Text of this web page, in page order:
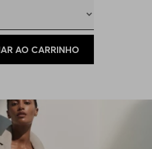
AO CARRINHO